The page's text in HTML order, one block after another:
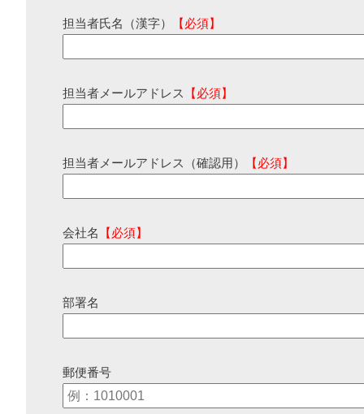
担当者氏名（漢字） 【必須】
担当者メールアドレス 【必須】
担当者メールアドレス（確認用） 【必須】
会社名 【必須】
部署名
郵便番号